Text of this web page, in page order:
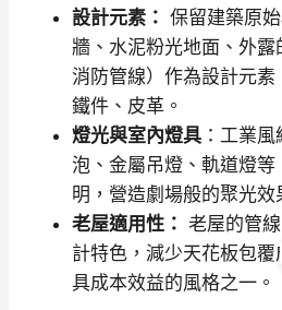
設計元素： 保留建築原
牆、水泥粉光地面、外露
消防管線）作為設計元素
鐵件、皮革。
燈光與室內燈具 ：工業
泡、金屬吊燈、軌道燈等
明，營造劇場般的聚光效
老屋適用性： 老屋的管
計特色，減少天花板包覆
具成本效益的風格之一。